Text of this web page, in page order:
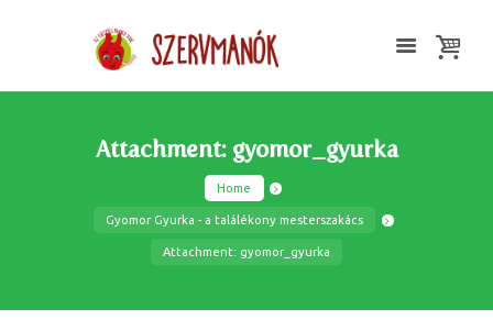
Attachment: gyomor_gyurka
Home
Gyomor Gyurka - a találékony mesterszakács
Attachment: gyomor_gyurka